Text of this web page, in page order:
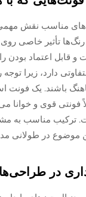
مناسب نقش مهمی
تأثیر خاصی روی
قابل اعتماد بودن
دارد، زیرا
باشند. یک
فونتی قوی و خوانا
مناسب به
موضوع در طولانی
در طراحی‌ها